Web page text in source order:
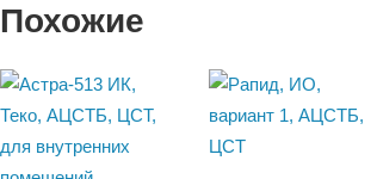
Похожие